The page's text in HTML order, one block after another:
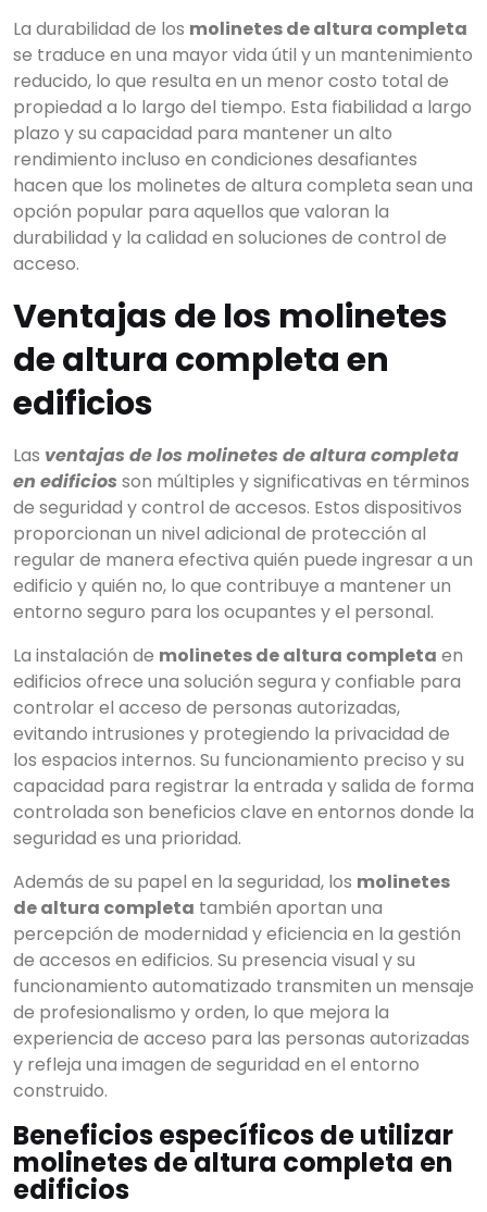
La durabilidad de los molinetes de altura completa
se traduce en una mayor vida útil y un mantenimiento
reducido, lo que resulta en un menor costo total de
propiedad a lo largo del tiempo. Esta fiabilidad a largo
plazo y su capacidad para mantener un alto
rendimiento incluso en condiciones desafiantes
hacen que los molinetes de altura completa sean una
opción popular para aquellos que valoran la
durabilidad y la calidad en soluciones de control de
acceso.
Ventajas de los molinetes
de altura completa en
edificios
Las ventajas de los molinetes de altura completa
en edificios son múltiples y significativas en términos
de seguridad y control de accesos. Estos dispositivos
proporcionan un nivel adicional de protección al
regular de manera efectiva quién puede ingresar a un
edificio y quién no, lo que contribuye a mantener un
entorno seguro para los ocupantes y el personal.
La instalación de molinetes de altura completa en
edificios ofrece una solución segura y confiable para
controlar el acceso de personas autorizadas,
evitando intrusiones y protegiendo la privacidad de
los espacios internos. Su funcionamiento preciso y su
capacidad para registrar la entrada y salida de forma
controlada son beneficios clave en entornos donde la
seguridad es una prioridad.
Además de su papel en la seguridad, los molinetes
de altura completa también aportan una
percepción de modernidad y eficiencia en la gestión
de accesos en edificios. Su presencia visual y su
funcionamiento automatizado transmiten un mensaje
de profesionalismo y orden, lo que mejora la
experiencia de acceso para las personas autorizadas
y refleja una imagen de seguridad en el entorno
construido.
Beneficios específicos de utilizar
molinetes de altura completa en
edificios